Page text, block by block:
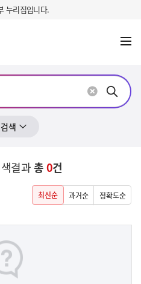
누리집입니다.
메
색 열기
결과총0건
최신순 과거순 정확도순